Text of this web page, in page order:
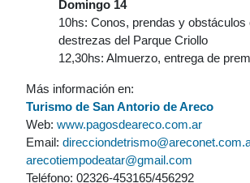
Domingo 14
10hs: Conos, prendas y obstáculos
destrezas del Parque Criollo
12,30hs: Almuerzo, entrega de
Más información en:
Turismo de San Antorio de Areco
Web: www.pagosdeareco.com.ar
Email:
arecotiempodeatar@gmail.com
Teléfono: 02326-453165/456292